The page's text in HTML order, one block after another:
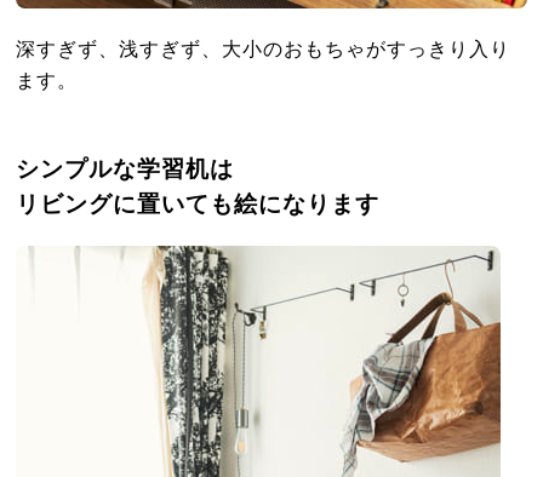
深すぎず、浅すぎず、大小のおもちゃがすっきり入り
ます。
シンプルな学習机は
リビングに置いても絵になります